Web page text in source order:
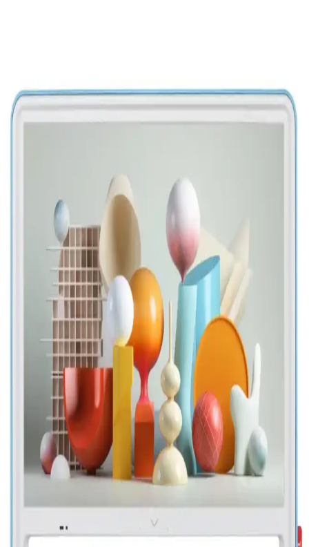
Televizyon Özellikleri ve Kullanım Alanları
TCL 65C655, 65 inç 4K HDR Dolby Vision özellikleriyle öne
Ölçüm Yöntemleri Hakkında Kapsamlı Bilgi
Televizyon ve ekran ölçüleri, inç kavramı ve ölçüm yöntemleriyle
ilgili detaylı bilgiler içerir. Doğru ekran seçimi için temel ölçümler ve
pratik bilgiler sunar.
AirPlay ve Mac Entegrasyonu ile Kablosuz Ekran
Paylaşımında Yeni Dönem
AirPlay ve Mac entegrasyonu sayesinde kablosuz ekran paylaşımı
kolaylaşıyor. Uyumlu cihazlar ve güvenli bağlantılarla medya ve
ekran yansıtma deneyiminizi geliştirin.
TCL Markası: Ürün Çeşitliliği ve Fiyat
Avantajlarıyla Güçlü Bir Marka mı Yoksa
Eleştirilerin Merkezi mi?
TCL, geniş ürün portföyü ve uygun fiyatlarıyla öne çıkarken,
müşteri hizmetleri ve destek konusundaki sorunlar markanın algısını
etkiliyor.
Samsung Smart View ile Mobil ve Televizyon
Deneyimini Geliştiren Pratik Çözüm
Samsung Smart View, mobil cihazlar ve televizyonlar arasında
kablosuz içerik paylaşımını kolaylaştıran kullanışlı bir uygulamadır.
Hızlı ve yüksek kaliteli aktarım sağlar.